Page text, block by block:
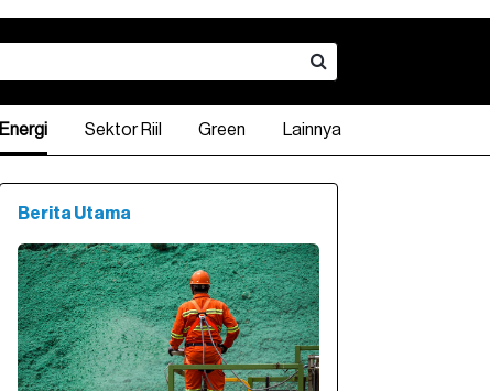
Energi Sektor Riil Green Lainnya
Berita Utama